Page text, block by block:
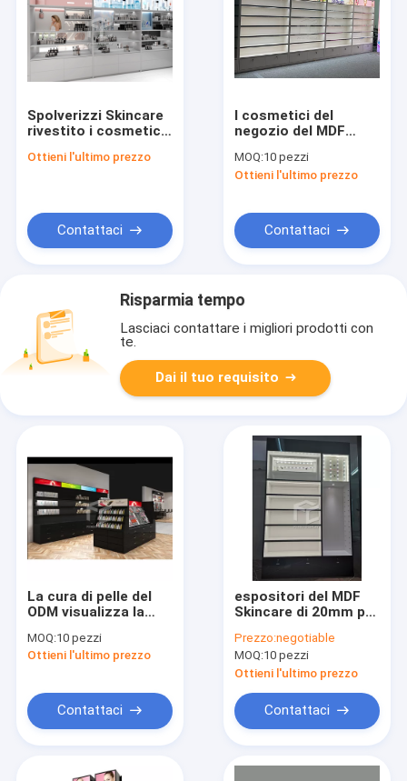
Spolverizzi Skincare
rivestito i cosmetici
dettaglio che della
decorazione
Ottieni l'ultimo prezzo
Contattaci
I cosmetici del
negozio del MDF
visualizzano
Showcaes spazzolati
MOQ:10 pezzi
Ottieni l'ultimo prezzo
Contattaci
Risparmia tempo
Lasciaci contattare i migliori prodotti con
te.
Dai il tuo requisito
La cura di pelle del
ODM visualizza la
Governo del MDF
Skincare di 9mm
MOQ:10 pezzi
Ottieni l'ultimo prezzo
Contattaci
espositori del MDF
Skincare di 20mm per
cosmetico del
cotone del negozio
EPE
Prezzo:negotiable
MOQ:10 pezzi
Ottieni l'ultimo prezzo
Contattaci